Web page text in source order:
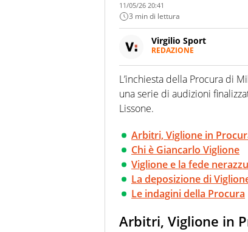
11/05/26 20:41
3 min di lettura
Virgilio Sport
REDAZIONE
sport. Calcio,
Virgilio Sport i tifosi e
completa e zero
100% originali ed
L’inchiesta della Procura di
una serie di audizioni
Lissone.
Arbitri, Viglione in
Chi è Giancarlo Viglione
Viglione e la fede
La deposizione di
Le indagini della Procura
Arbitri, Viglione in